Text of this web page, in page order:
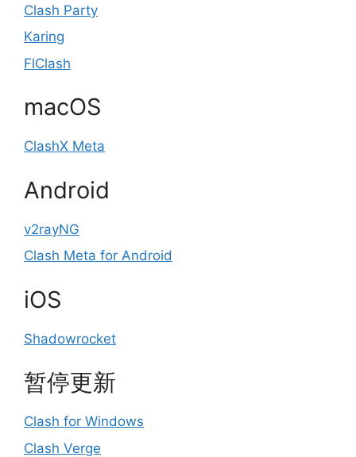
Clash Party
Karing
FlClash
macOS
ClashX Meta
Android
v2rayNG
Clash Meta for Android
iOS
Shadowrocket
暂停更新
Clash for Windows
Clash Verge